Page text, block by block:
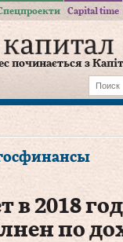
Capital time
починається з
в 2018
по